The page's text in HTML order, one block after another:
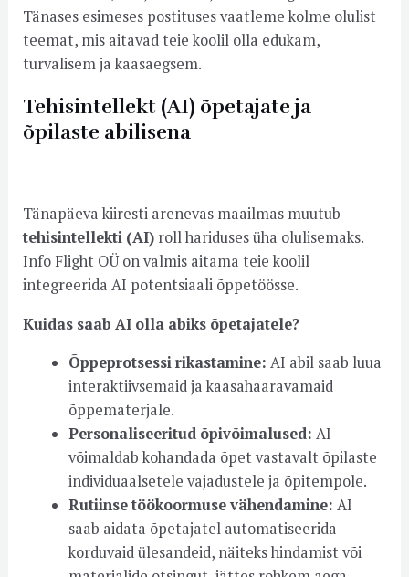
Tänases esimeses postituses vaatleme kolme olulist
teemat, mis aitavad teie koolil olla edukam,
turvalisem ja kaasaegsem.
Tehisintellekt (AI) õpetajate ja
õpilaste abilisena
Tänapäeva kiiresti arenevas maailmas muutub
tehisintellekti (AI) roll hariduses üha olulisemaks.
Info Flight OÜ on valmis aitama teie koolil
integreerida AI potentsiaali õppetöösse.
Kuidas saab AI olla abiks õpetajatele?
Õppeprotsessi rikastamine: AI abil saab luua
interaktiivsemaid ja kaasahaaravamaid
õppematerjale.
Personaliseeritud õpivõimalused: AI
võimaldab kohandada õpet vastavalt õpilaste
individuaalsetele vajadustele ja õpitempole.
Rutiinse töökoormuse vähendamine: AI
saab aidata õpetajatel automatiseerida
korduvaid ülesandeid, näiteks hindamist või